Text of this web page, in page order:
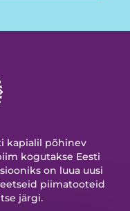
kapialil põhinev
kogutakse Eesti
on luua uusi
piimatooteid
järgi.